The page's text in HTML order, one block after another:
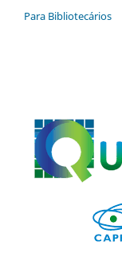
Para Bibliotecários